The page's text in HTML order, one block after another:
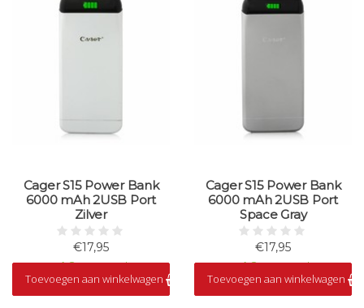
Cager S15 Power Bank
6000 mAh 2USB Port
Zilver
€17,95
Op voorraad
Toevoegen aan winkelwagen
Cager S15 Power Bank
6000 mAh 2USB Port
Space Gray
€17,95
Op voorraad
Toevoegen aan winkelwagen